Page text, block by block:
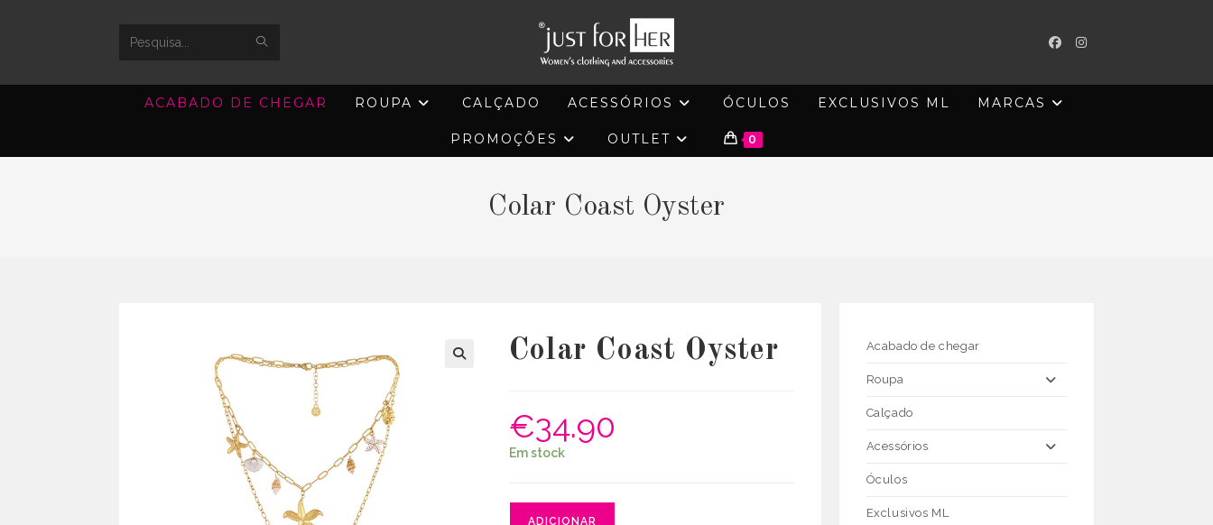
Search
ACABADO DE CHEGAR ROUPA CALÇADO ACESSÓRIOS ÓCULOS EXCLUSIVOS ML MARCAS
PROMOÇÕES OUTLET 0
Colar Coast Oyster
Colar Coast Oyster
€34.90
Em stock
ADICIONAR
Acabado de chegar
Roupa
Calçado
Acessórios
Óculos
Exclusivos ML